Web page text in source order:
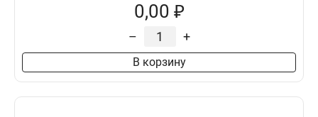
0,00 ₽
– +
В корзину